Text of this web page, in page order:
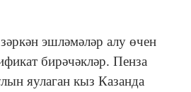
эшләмәләр алу өчен
бирәчәкләр. Пенза
яулаган кыз Казанда